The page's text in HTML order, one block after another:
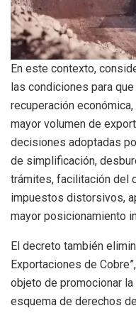
En este contexto,
las condiciones para
recuperación
mayor volumen de
decisiones adoptadas
de simplificación,
trámites, facilitación del
impuestos distorsivos,
mayor posicionamiento
El decreto también
Exportaciones de
objeto de promocionar
esquema de derechos